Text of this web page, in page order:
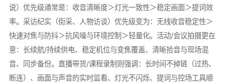
说）优先级通常是：收音清晰度＞灯光一致性＞稳定画面＞提词效
率。采访纪实（街采、人物访谈）优先级变为：无线收音稳定性＞
快速对焦与防抖＞抗风噪与环境控制＞轻量化。活动/会议拍摄更在
意：长续航/持续供电、稳定机位与变焦覆盖、清晰拾音与现场混
音、同步备份。直播带货/课程录制则强调：长时间不掉链（过热、
断连）、画面与声音的实时监看、灯光不闪烁、提词与控场工具顺